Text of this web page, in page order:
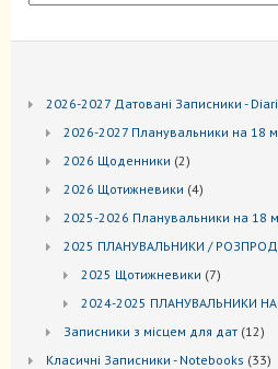
2026-2027 Датовані Записники -
2026-2027 Планувальники на 18
2026 Щоденники 22
2026 Щотижневики 44
2025-2026 Планувальники на 18
2025 ПЛАНУВАЛЬНИКИ /
2025 Щотижневики 77
2024-2025 ПЛАНУВАЛЬНИКИ НА
Записники з місцем для дат 1212
Kласичні Записники - Notebooks 3333